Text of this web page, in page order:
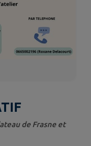
de Frasne et